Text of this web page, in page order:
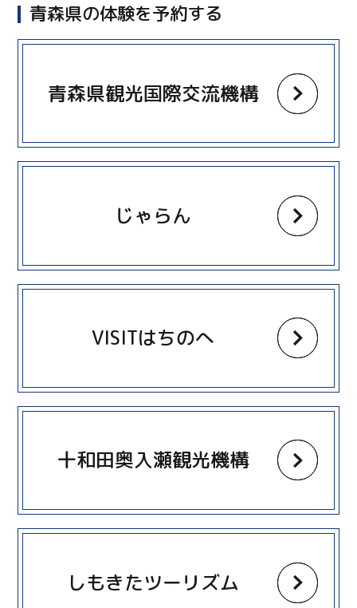
青森県の体験を予約する
青森県観光国際交流機構
more
じゃらん
more
VISITはちのへ
more
十和田奥入瀬観光機構
more
しもきたツーリズム
more